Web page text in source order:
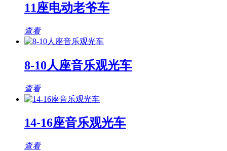
11座电动老爷车
查看
8-10人座音乐观光车
查看
14-16座音乐观光车
查看